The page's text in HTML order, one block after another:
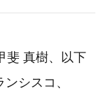
斐 真樹、以下
シスコ、